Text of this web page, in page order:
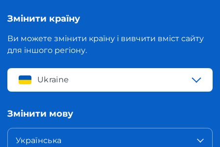
Змінити країну
Ви можете змінити країну і вивчити вміст сайту
для іншого регіону.
Ukraine
Змінити мову
Українська